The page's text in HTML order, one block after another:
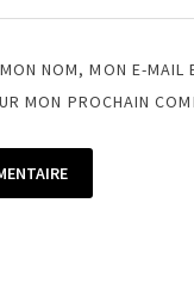
NOM, MON E-MAIL
MON PROCHAIN